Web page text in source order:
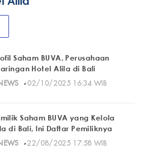
Saham BUVA, Perusahaan
Hotel Alila di Bali
· 02/10/2025 16:34 WIB
Saham BUVA yang Kelola
di Bali, Ini Daftar Pemiliknya
· 22/08/2025 17:58 WIB